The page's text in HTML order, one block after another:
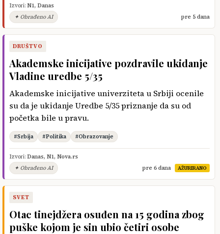
Izvori: N1, Danas
✦ Obrađeno AI
pre 5 dana
DRUŠTVO
Akademske inicijative pozdravile ukidanje
Vladine uredbe 5/35
Akademske inicijative univerziteta u Srbiji ocenile
su da je ukidanje Uredbe 5/35 priznanje da su od
početka bile u pravu.
#Srbija #Politika #Obrazovanje
Izvori: Danas, N1, Nova.rs
✦ Obrađeno AI
pre 6 dana AŽURIRANO
SVET
Otac tinejdžera osuđen na 15 godina zbog
puške kojom je sin ubio četiri osobe